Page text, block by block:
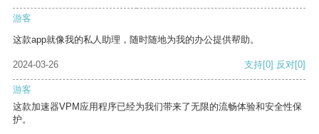
游客
这款app就像我的私人助理，随时随地为我的办公提供帮助。
2024-03-26 支持[0] 反对[0]
游客
这款加速器VPM应用程序已经为我们带来了无限的流畅体验和安全性保
护。